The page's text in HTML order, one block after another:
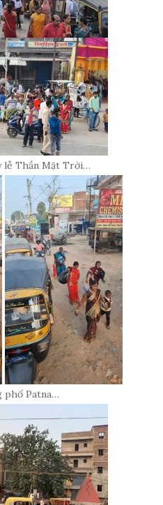
lễ Thần Mặt Trời…
phố Patna…